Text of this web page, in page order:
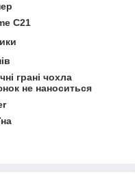
C21
грані чохла
не наноситься